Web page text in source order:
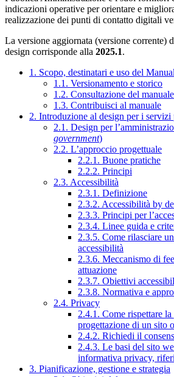
indicazioni operative per orientare e
realizzazione dei punti di contatto digitali
La versione aggiornata (versione corrente)
design corrisponde alla 2025.1.
1. Scopo, destinatari e uso del
1.1. Versionamento e storico
1.2. Consultazione del manuale
1.3. Contribuisci al manuale
2. Introduzione al design per i
2.1. Design per
government)
2.2. L’approccio progettuale
2.2.1. Buone pratiche
2.2.2. Principi
2.3. Accessibilità
2.3.1. Definizione
2.3.2. Accessibilità by
2.3.3. Principi per
2.3.4. Linee guida e
2.3.5. Come rilasciare
accessibilità
2.3.6. Meccanismo di
attuazione
2.3.7. Obiettivi
2.3.8. Normativa e
2.4. Privacy
2.4.1. Come rispettare
progettazione di un sito
2.4.2. Richiedi il
2.4.3. Le basi del sito
informativa privacy,
3. Pianificazione, gestione e strategia